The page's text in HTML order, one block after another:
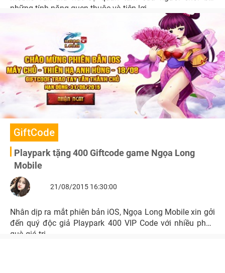
những tính năng quen thuộc và tiện lợi.
GiftCode
Playpark tặng 400 Giftcode game Ngọa Long
Mobile
21/08/2015 16:30:00
Nhân dịp ra mắt phiên bản iOS, Ngọa Long Mobile xin gởi
đến quý độc giả Playpark 400 VIP Code với nhiều phần
quà giá trị